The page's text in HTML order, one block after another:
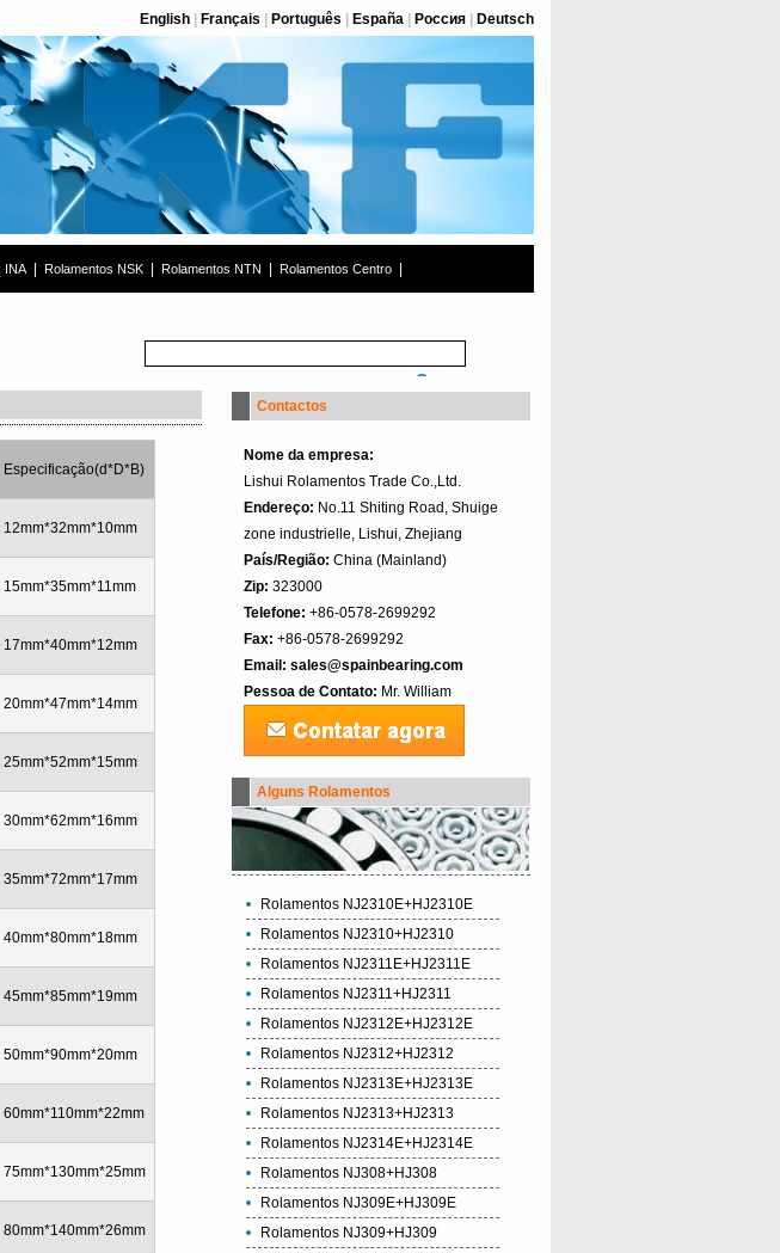
English Français Português España Россия Deutsch
INA Rolamentos NSK Rolamentos NTN Rolamentos Centro
Especificação(d*D*B)
12mm*32mm*10mm
15mm*35mm*11mm
17mm*40mm*12mm
20mm*47mm*14mm
25mm*52mm*15mm
30mm*62mm*16mm
35mm*72mm*17mm
40mm*80mm*18mm
45mm*85mm*19mm
50mm*90mm*20mm
60mm*110mm*22mm
75mm*130mm*25mm
80mm*140mm*26mm
Contactos
Nome da empresa:
Lishui Rolamentos Trade Co.,Ltd.
Endereço: No.11 Shiting Road, Shuige
zone industrielle, Lishui, Zhejiang
País/Região: China (Mainland)‎
Zip: 323000
Telefone: +86-0578-2699292
Fax: +86-0578-2699292
Email: sales@spainbearing.com
Pessoa de Contato: Mr. William
Alguns Rolamentos
Rolamentos NJ2310E+HJ2310E
Rolamentos NJ2310+HJ2310
Rolamentos NJ2311E+HJ2311E
Rolamentos NJ2311+HJ2311
Rolamentos NJ2312E+HJ2312E
Rolamentos NJ2312+HJ2312
Rolamentos NJ2313E+HJ2313E
Rolamentos NJ2313+HJ2313
Rolamentos NJ2314E+HJ2314E
Rolamentos NJ308+HJ308
Rolamentos NJ309E+HJ309E
Rolamentos NJ309+HJ309